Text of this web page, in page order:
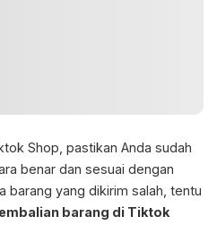
Shop, pastikan Anda sudah
benar dan sesuai dengan
barang yang dikirim salah, tentu
barang di Tiktok